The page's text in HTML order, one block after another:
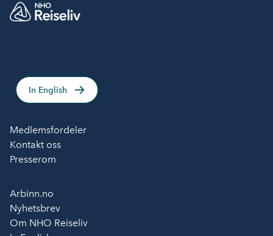
In English
Medlemsfordeler
Kontakt oss
Presserom
Arbinn.no
Nyhetsbrev
Om NHO Reiseliv